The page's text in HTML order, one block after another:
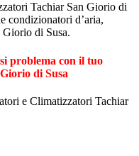
Tachiar San Giorio di
condizionatori d’aria,
Giorio di Susa.
problema con il tuo
di Susa
e Climatizzatori Tachiar